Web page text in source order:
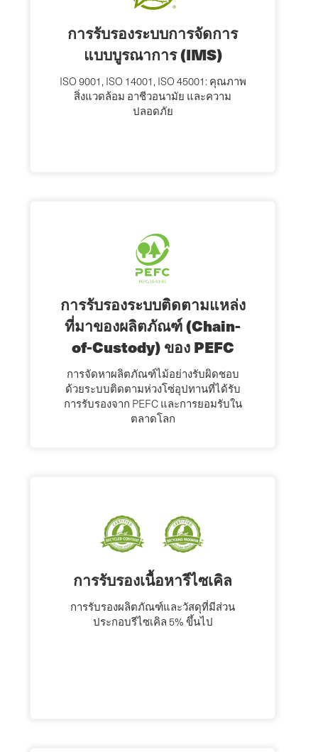
การรับรองระบบการจัดการ
แบบบูรณาการ (IMS)
ISO 9001, ISO 14001, ISO 45001: คุณภาพ
สิ่งแวดล้อม อาชีวอนามัย และความ
ปลอดภัย
การรับรองระบบติดตามแหล่ง
ที่มาของผลิตภัณฑ์ (Chain-
of-Custody) ของ PEFC
การจัดหาผลิตภัณฑ์ไม้อย่างรับผิดชอบ
ด้วยระบบติดตามห่วงโซ่อุปทานที่ได้รับ
การรับรองจาก PEFC และการยอมรับใน
ตลาดโลก
การรับรองเนื้อหารีไซเคิล
การรับรองผลิตภัณฑ์และวัสดุที่มีส่วน
ประกอบรีไซเคิล 5% ขึ้นไป